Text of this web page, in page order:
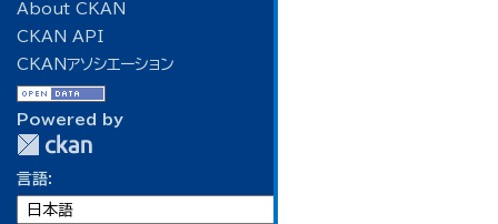
About CKAN
CKAN API
CKANアソシエーション
Powered by
言語